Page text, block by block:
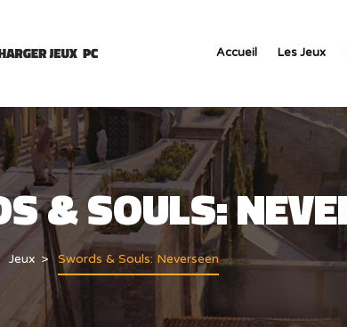
Accueil Les Jeux
& SOULS:
Jeux Swords & Souls: Neverseen